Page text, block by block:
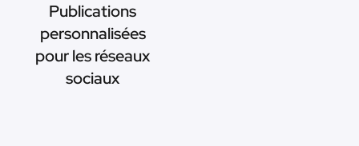
Publications
personnalisées
pour les réseaux
sociaux